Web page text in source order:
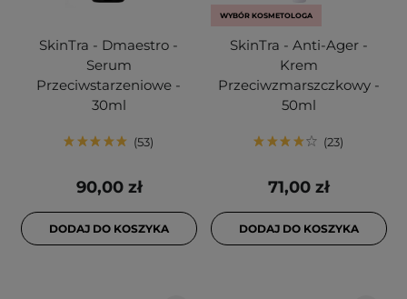
SkinTra - Dmaestro -
Serum
Przeciwstarzeniowe -
30ml
53
90,00 zł
DODAJ DO KOSZYKA
WYBÓR KOSMETOLOGA
SkinTra - Anti-Ager -
Krem
Przeciwzmarszczkowy -
50ml
23
71,00 zł
DODAJ DO KOSZYKA